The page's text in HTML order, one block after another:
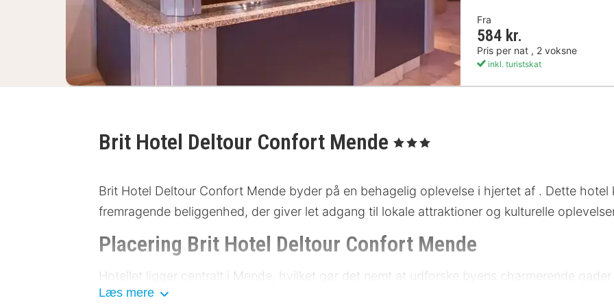
Fra
584 kr.
Pris per nat , 2 voksne
inkl. turistskat
Brit Hotel Deltour Confort Mende , 3 Stjerner
Brit Hotel Deltour Confort Mende byder på en behagelig oplevelse i hjertet af . Dette hotel
fremragende beliggenhed, der giver let adgang til lokale attraktioner og kulturelle
Placering Brit Hotel Deltour Confort Mende
Hotellet ligger centralt i Mende, hvilket gør det nemt at udforske byens charmerende
minutters gang til centrum og hovedtorvet er det det ideelle udgangspunkt for dit ophold.
Læs mere